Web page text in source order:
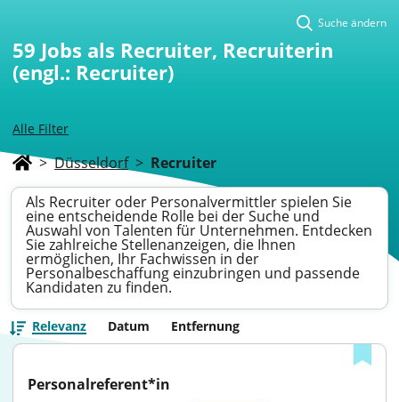
Alle Filter
Suche ändern
59 Jobs als Recruiter, Recruiterin
(engl.: Recruiter)
> Düsseldorf > Recruiter
Als Recruiter oder Personalvermittler spielen Sie
eine entscheidende Rolle bei der Suche und
Auswahl von Talenten für Unternehmen. Entdecken
Sie zahlreiche Stellenanzeigen, die Ihnen
ermöglichen, Ihr Fachwissen in der
Personalbeschaffung einzubringen und passende
Kandidaten zu finden.
Relevanz Datum Entfernung
Personalreferent*in